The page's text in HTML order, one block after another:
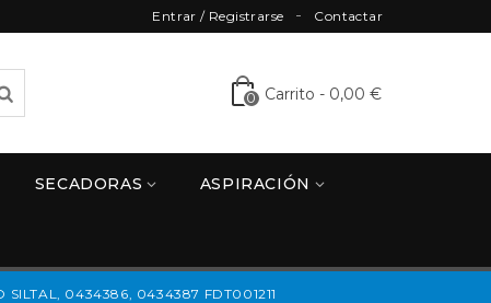
Contactar
Entrar / Registrarse
0 Carrito - 0,00 €
SECADORAS ASPIRACIÓN
SILTAL, 0434386, 0434387 FDT001211